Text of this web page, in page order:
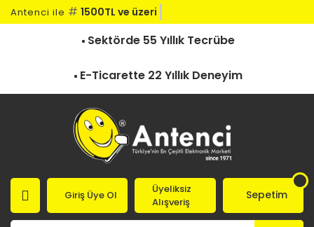
Antenci ile # 1500TL ve üzeri k
Sektörde 55 Yıllık Tecrübe
E-Ticarette 22 Yıllık Deneyim
Giriş Üye Ol
Üyeliksiz
Alışveriş
Sepetim